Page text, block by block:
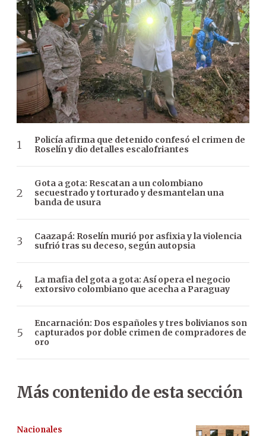
Policía afirma que detenido confesó el crimen de
Roselín y dio detalles escalofriantes
Gota a gota: Rescatan a un colombiano
secuestrado y torturado y desmantelan una
banda de usura
Caazapá: Roselín murió por asfixia y la violencia
sufrió tras su deceso, según autopsia
La mafia del gota a gota: Así opera el negocio
extorsivo colombiano que acecha a Paraguay
Encarnación: Dos españoles y tres bolivianos son
capturados por doble crimen de compradores de
oro
Más contenido de esta sección
Nacionales